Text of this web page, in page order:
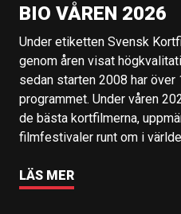
BIO VÅREN 2026
Under etiketten Svensk
genom åren visat
sedan starten 2008 har
programmet. Under våren
de bästa kortfilmerna,
filmfestivaler runt om i
LÄS MER